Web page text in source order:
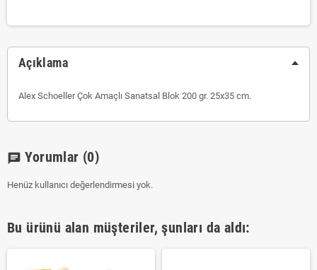
Açıklama
Alex Schoeller Çok Amaçlı Sanatsal Blok 200 gr. 25x35 cm.
chat Yorumlar (0)
Henüz kullanıcı değerlendirmesi yok.
Bu ürünü alan müşteriler, şunları da aldı: